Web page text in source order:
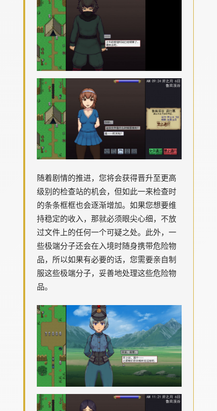
随着剧情的推进，您将会获得晋升至更高
级别的检查站的机会，但如此一来检查时
的条条框框也会逐渐增加。如果您想要维
持稳定的收入，那就必须眼尖心细，不放
过文件上的任何一个可疑之处。此外，一
些极端分子还会在入境时随身携带危险物
品，所以如果有必要的话，您需要亲自制
服这些极端分子，妥善地处理这些危险物
品。